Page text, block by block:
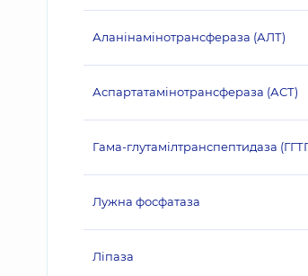
Аланінамінотрансфераза (АЛТ)
Аспартатамінотрансфераза (АСТ)
Гама-глутамілтранспептидаза
Лужна фосфатаза
Ліпаза